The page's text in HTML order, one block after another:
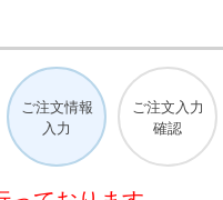
ご注文情報
入力
ご注文入力
確認